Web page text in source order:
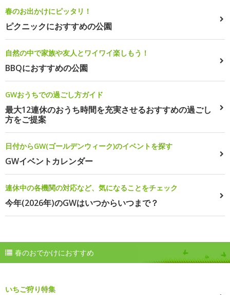
春のお出かけにピッタリ！
ピクニックにおすすめの公園
自然の中で家族や友人とワイワイ楽しもう！
BBQにおすすめの公園
GWおうちでの過ごし方ガイド
最大12連休のおうち時間を充実させるおすすめの過ごし
方をご提案
日付からGW(ゴールデンウィーク)のイベントを探す
GWイベントカレンダー
連休中の各機関の対応など、気になることをチェック
今年(2026年)のGWはいつからいつまで？
春のおでかけにおすすめ
いちご狩り特集